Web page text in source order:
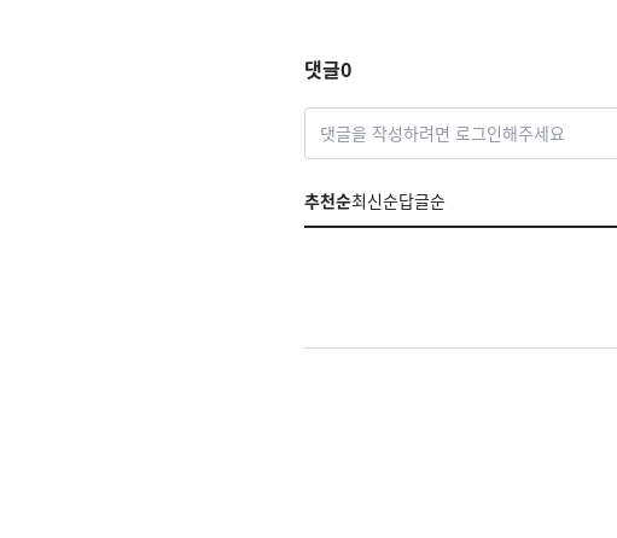
댓글0
댓글을 작성하려면 로그인해주세요
추천순최신순답글순